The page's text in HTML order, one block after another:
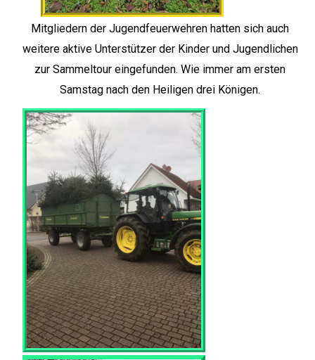
Mitgliedern der Jugendfeuerwehren hatten sich auch
weitere aktive Unterstützer der Kinder und Jugendlichen
zur Sammeltour eingefunden. Wie immer am ersten
Samstag nach den Heiligen drei Königen.